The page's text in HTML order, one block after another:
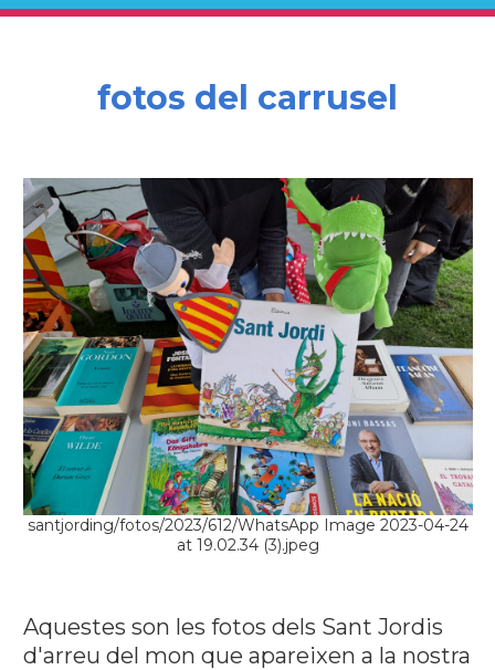
fotos del carrusel
santjording/fotos/2023/612/WhatsApp Image 2023-04-24
at 19.02.34 (3).jpeg
Aquestes son les fotos dels Sant Jordis
d'arreu del mon que apareixen a la nostra